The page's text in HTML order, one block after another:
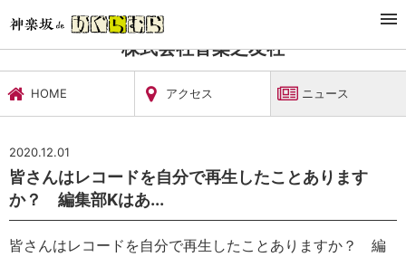
文化施設・ギャラリー
株式会社音楽之友社
HOME アクセス ニュース
2020.12.01
皆さんはレコードを自分で再生したことあります
か？ 編集部Kはあ...
皆さんはレコードを自分で再生したことありますか？ 編